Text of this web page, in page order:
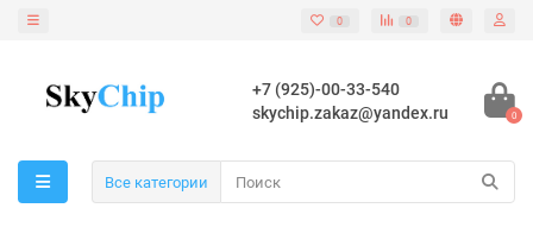
0 0
+7 (925)-00-33-540
skychip.zakaz@yandex.ru
0
Все категории